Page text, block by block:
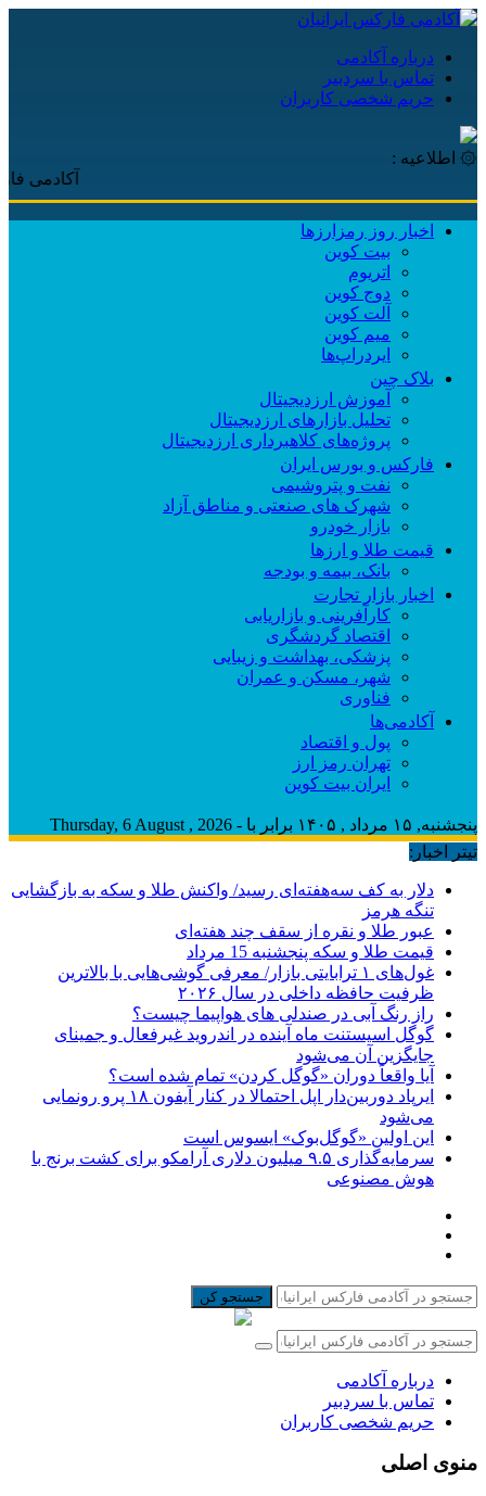
درباره آکادمی
تماس با سردبیر
حریم شخصی کاربران
۞ اطلاعیه :
آکادمی فارکس
اخبار روز رمزارزها
بیت کوین
اتریوم
دوج کوین
آلت کوین
میم کوین‌
ایردراپ‌ها
بلاک چین
آموزش ارزدیجیتال
تحلیل بازارهای ارزدیجیتال
پروژه‌های کلاهبرداری ارزدیجیتال
فارکس و بورس ایران
نفت و پتروشیمی
شهرک های صنعتی و مناطق آزاد
بازار خودرو
قیمت طلا و ارزها
بانک، بیمه و بودجه
اخبار بازار تجارت
کارآفرینی و بازاریابی
اقتصاد گردشگری
پزشکی، بهداشت و زیبایی
شهر، مسکن و عمران
فناوری
آکادمی‌ها
پول و اقتصاد
تهران رمز ارز
ایران بیت کوین
پنجشنبه, ۱۵ مرداد , ۱۴۰۵ برابر با - Thursday, 6 August , 2026
تیتر اخبار:
دلار به کف سه‌هفته‌ای رسید/ واکنش طلا و سکه به بازگشایی
تنگه هرمز
عبور طلا و نقره از سقف چند هفته‌ای
قیمت طلا و سکه پنجشنبه 15 مرداد
غول‌های ۱ ترابایتی بازار/ معرفی گوشی‌هایی با بالاترین
ظرفیت حافظه داخلی در سال ۲۰۲۶
راز رنگ آبی در صندلی های هواپیما چیست؟
گوگل اسیستنت ماه آینده در اندروید غیرفعال و جمینای
جایگزین آن می‌شود
آیا واقعاً دوران «گوگل کردن» تمام شده است؟
ایرپاد دوربین‌دار اپل احتمالا در کنار آیفون ۱۸ پرو رونمایی
می‌شود
این اولین «گوگل‌بوک» ایسوس است
سرمایه‌گذاری ۹.۵ میلیون دلاری آرامکو برای کشت برنج با
هوش مصنوعی
جستجو کن
درباره آکادمی
تماس با سردبیر
حریم شخصی کاربران
منوی اصلی